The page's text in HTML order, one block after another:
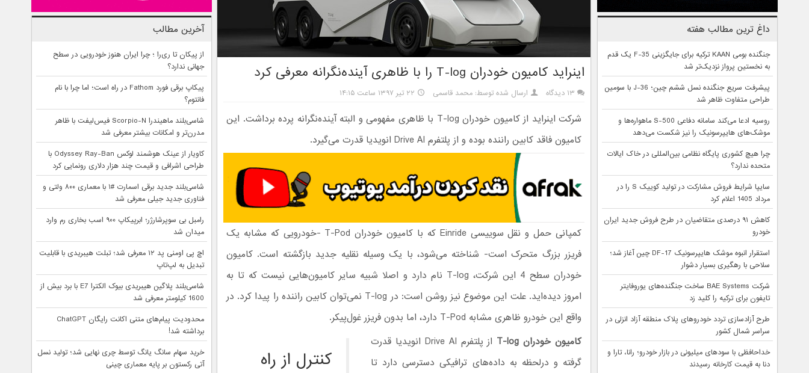
اینراید کامیون خودران T-log را با ظاهری آینده‌نگرانه معرفی کرد
۱۳ دیدگاه ارسال شده توسط: محمد قاسمی ۲۲ تیر ۱۳۹۷ ساعت ۱۴:۱۵
شرکت اینراید از کامیون خودران T-log با ظاهری مفهومی و البته آینده‌نگرانه پرده برداشت. این
کامیون فاقد کابین راننده بوده و از پلتفرم Drive AI انویدیا قدرت می‌گیرد.
کمپانی حمل و نقل سوییسی Einride که با کامیون خودران T-Pod -خودرویی که مشابه یک
فریزر بزرگ متحرک است- شناخته می‌شود، با یک وسیله نقلیه جدید بازگشته است. کامیون
خودران سطح 4 این شرکت، T-log نام دارد و اصلا شبیه سایر کامیون‌هایی نیست که تا به
امروز دیده‌اید. علت این موضوع نیز روشن است: در T-log نمی‌توان کابین راننده را پیدا کرد. در
واقع این خودرو ظاهری مشابه T-Pod دارد، اما بدون فریزر غول‌پیکر.
کنترل از راه
کامیون خودران T-log
از پلتفرم Drive AI انویدیا قدرت
گرفته و درلحظه به داده‌های ترافیکی دسترسی دارد تا
داغ ترین مطالب هفته
جنگنده بومی KAAN ترکیه برای جایگزینی F-35 یک قدم
به نخستین پرواز نزدیک‌تر شد
پیشرفت سریع جنگنده نسل ششم چین؛ J-36 با سومین
طراحی متفاوت ظاهر شد
روسیه ادعا می‌کند سامانه دفاعی S-500 ماهواره‌ها و
موشک‌های هایپرسونیک را نیز شکست می‌دهد
چرا هیچ کشوری پایگاه نظامی بین‌المللی در خاک ایالات
متحده ندارد؟
سایپا شرایط فروش مشارکت در تولید کوییک S را در
مرداد 1405 اعلام کرد
کاهش ۹۱ درصدی متقاضیان در طرح فروش جدید ایران
خودرو
استقرار انبوه موشک هایپرسونیک DF-17 چین آغاز شد؛
سلاحی با رهگیری بسیار دشوار
شرکت BAE Systems ساخت جنگنده‌های یوروفایتر
تایفون برای ترکیه را کلید زد
طرح آزادسازی تردد خودروهای پلاک منطقه آزاد انزلی در
سراسر شمال کشور
خداحافظی با سودهای میلیونی در بازار خودرو؛ رانا، تارا و
دنا به قیمت کارخانه رسیدند
آخرین مطالب
از پیکان تا ری‌را ؛ چرا ایران هنوز خودرویی در سطح
جهانی ندارد؟
پیکاپ برقی فورد Fathom در راه است؛ اما چرا با نام
فانتوم؟
شاسی‌بلند ماهیندرا Scorpio-N فیس‌لیفت با ظاهر
مدرن‌تر و امکانات بیشتر معرفی شد
کاویار از عینک هوشمند لوکس Odyssey Ray-Ban با
طراحی اشرافی و قیمت چند هزار دلاری رونمایی کرد
شاسی‌بلند جدید برقی اسمارت #۱ با معماری ۸۰۰ ولتی و
فناوری جدید جیلی معرفی شد
رامبل بی سوپرشارژر؛ ابرپیکاپ ۹۰۰ اسب بخاری رم وارد
میدان شد
اچ پی اومنی پد ۱۲ معرفی شد؛ تبلت هیبریدی با قابلیت
تبدیل به لپ‌تاپ
شاسی‌بلند پلاگین هیبریدی بیوک الکترا E7 با برد بیش از
1600 کیلومتر معرفی شد
محدودیت پیام‌های متنی اکانت رایگان ChatGPT
برداشته شد!
خرید سهام سانگ‌ یانگ توسط چری نهایی شد؛ تولید نسل
آتی رکستون بر پایه معماری چینی